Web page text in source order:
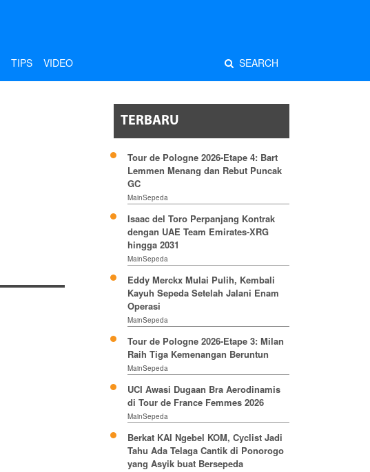
TIPS VIDEO SEARCH
TERBARU
Tour de Pologne 2026-Etape 4: Bart
Lemmen Menang dan Rebut Puncak
GC
MainSepeda
Isaac del Toro Perpanjang Kontrak
dengan UAE Team Emirates-XRG
hingga 2031
MainSepeda
Eddy Merckx Mulai Pulih, Kembali
Kayuh Sepeda Setelah Jalani Enam
Operasi
MainSepeda
Tour de Pologne 2026-Etape 3: Milan
Raih Tiga Kemenangan Beruntun
MainSepeda
UCI Awasi Dugaan Bra Aerodinamis
di Tour de France Femmes 2026
MainSepeda
Berkat KAI Ngebel KOM, Cyclist Jadi
Tahu Ada Telaga Cantik di Ponorogo
yang Asyik buat Bersepeda